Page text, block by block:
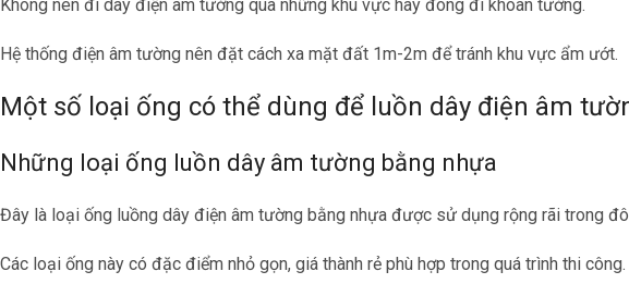
Không nên đi dây điện âm tường qua những khu vực hay đóng đi khoan tường.
Hệ thống điện âm tường nên đặt cách xa mặt đất 1m-2m để tránh khu vực ẩm ướt.
Một số loại ống có thể dùng để luồn dây điện âm
Những loại ống luồn dây âm tường bằng nhựa
Đây là loại ống luồng dây điện âm tường bằng nhựa được sử dụng rộng rãi trong
Các loại ống này có đặc điểm nhỏ gọn, giá thành rẻ phù hợp trong quá trình thi công.